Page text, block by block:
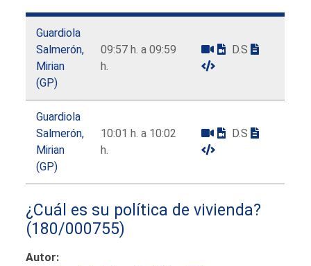
Guardiola
Salmerón,
Mirian
(GP)
09:57 h. a 09:59
h.
D.S
Guardiola
Salmerón,
Mirian
(GP)
10:01 h. a 10:02
h.
D.S
¿Cuál es su política de vivienda?
(180/000755)
Autor: